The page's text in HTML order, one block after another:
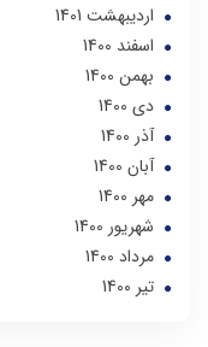
ارديبهشت 1401
اسفند 1400
بهمن 1400
دی 1400
آذر 1400
آبان 1400
مهر 1400
شهریور 1400
مرداد 1400
تير 1400